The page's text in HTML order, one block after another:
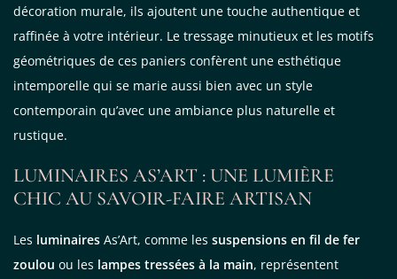
décoration murale, ils ajoutent une touche authentique et
raffinée à votre intérieur. Le tressage minutieux et les motifs
géométriques de ces paniers confèrent une esthétique
intemporelle qui se marie aussi bien avec un style
contemporain qu’avec une ambiance plus naturelle et
rustique.
LUMINAIRES AS’ART : UNE LUMIÈRE
CHIC AU SAVOIR-FAIRE ARTISAN
Les luminaires As’Art, comme les suspensions en fil de fer
zoulou ou les lampes tressées à la main, représentent